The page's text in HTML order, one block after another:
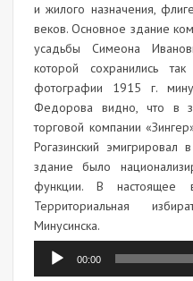
и жилого назначения,
веков. Основное здание
усадьбы Симеона
которой сохранились
фотографии 1915 г.
Федорова видно, что в
торговой компании
Рогазинский
здание было
функции. В настоящее
Территориальная
Минусинска.
Аудиоплеер
00:00